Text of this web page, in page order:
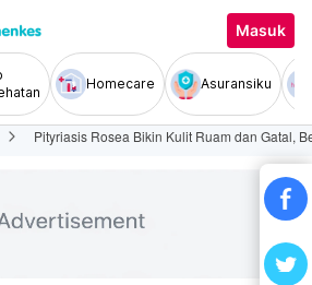
Masuk
Homecare Asuransiku
Pityriasis Rosea Bikin Kulit Ruam dan Gatal,